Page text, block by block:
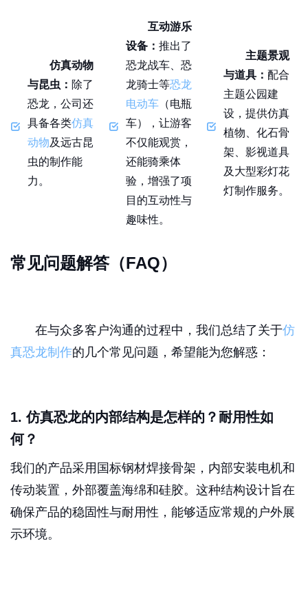
仿真动物
与昆虫： 除了
恐龙，公司还
具备各类仿真
动物及远古昆
虫的制作能
力。
互动游乐
设备： 推出了
恐龙战车、恐
龙骑士等恐龙
电动车（电瓶
车），让游客
不仅能观赏，
还能骑乘体
验，增强了项
目的互动性与
趣味性。
主题景观
与道具：配合
主题公园建
设，提供仿真
植物、化石骨
架、影视道具
及大型彩灯花
灯制作服务。
常见问题解答（FAQ）
在与众多客户沟通的过程中，我们总结了关于仿
真恐龙制作的几个常见问题，希望能为您解惑：
1. 仿真恐龙的内部结构是怎样的？耐用性如
何？
我们的产品采用国标钢材焊接骨架，内部安装电机和
传动装置，外部覆盖海绵和硅胶。这种结构设计旨在
确保产品的稳固性与耐用性，能够适应常规的户外展
示环境。